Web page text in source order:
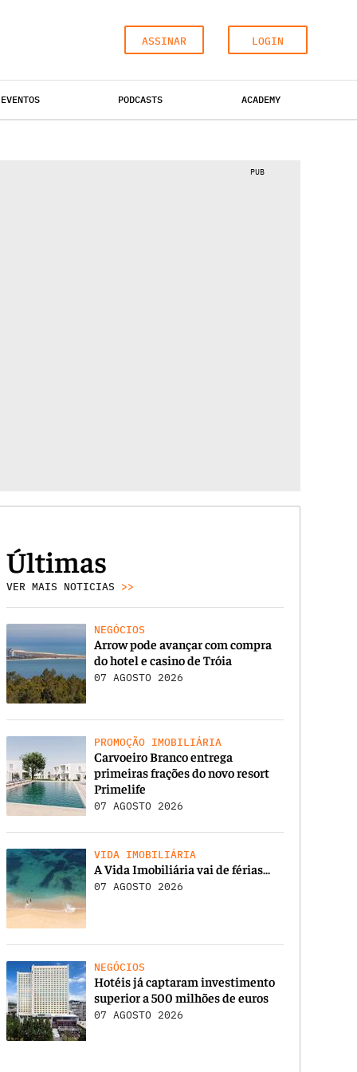
ASSINAR LOGIN
EVENTOS PODCASTS ACADEMY
PUB
Últimas
VER MAIS NOTICIAS >>
NEGÓCIOS
Arrow pode avançar com compra
do hotel e casino de Tróia
07 AGOSTO 2026
PROMOÇÃO IMOBILIÁRIA
Carvoeiro Branco entrega
primeiras frações do novo resort
Primelife
07 AGOSTO 2026
VIDA IMOBILIÁRIA
A Vida Imobiliária vai de férias…
07 AGOSTO 2026
NEGÓCIOS
Hotéis já captaram investimento
superior a 500 milhões de euros
07 AGOSTO 2026